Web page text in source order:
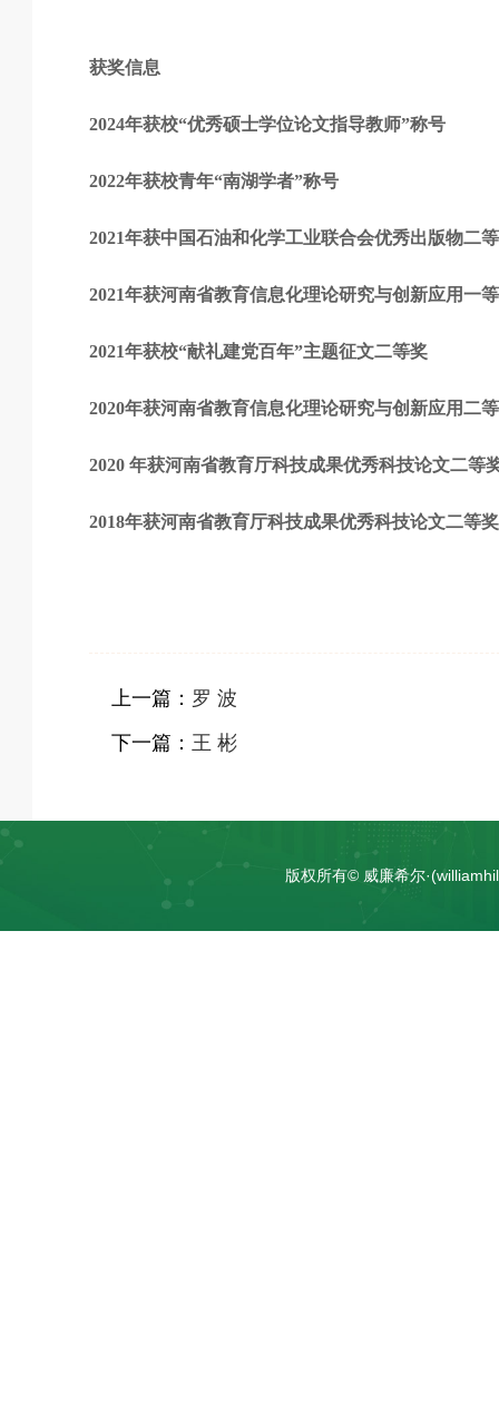
获奖信息
2024年获校“优秀硕士学位论文指导教师”称号
2022年获校青年“南湖学者”称号
2021年获中国石油和化学工业联合会优秀出版物二
2021年获河南省教育信息化理论研究与创新应用一
2021年获校“献礼建党百年”主题征文二等奖
2020年获河南省教育信息化理论研究与创新应用二
2020 年获河南省教育厅科技成果优秀科技论文二等
2018年获河南省教育厅科技成果优秀科技论文二等奖
上一篇： 罗 波
下一篇： 王 彬
版权所有© 威廉希尔